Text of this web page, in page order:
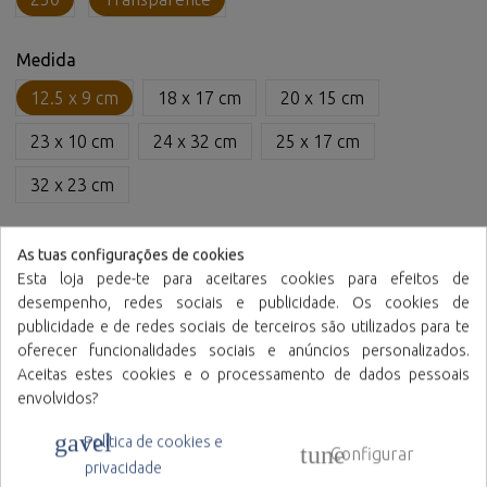
Medida
12.5 x 9 cm
18 x 17 cm 20 x 15 cm
23 x 10 cm 24 x 32 cm 25 x 17 cm
32 x 23 cm
Material
Polietileno
Unidade de vendas: = 1.000 uds.
Adicionar à cotação
As tuas configurações de cookies
Esta loja pede-te para aceitares cookies para efeitos de
desempenho, redes sociais e publicidade. Os cookies de
publicidade e de redes sociais de terceiros são utilizados para te
oferecer funcionalidades sociais e anúncios personalizados.
Aceitas estes cookies e o processamento de dados pessoais
envolvidos?
gavel
Política de cookies e
privacidade
tuneConfigurar